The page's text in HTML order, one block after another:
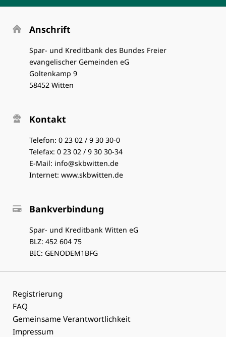
Anschrift
Spar- und Kreditbank des Bundes Freier
evangelischer Gemeinden eG
Goltenkamp 9
58452 Witten
Kontakt
Telefon: 0 23 02 / 9 30 30-0
Telefax: 0 23 02 / 9 30 30-34
E-Mail: info@skbwitten.de
Internet: www.skbwitten.de
Bankverbindung
Spar- und Kreditbank Witten eG
BLZ: 452 604 75
BIC: GENODEM1BFG
Navigation
überspringen
Registrierung
FAQ
Gemeinsame Verantwortlichkeit
Impressum